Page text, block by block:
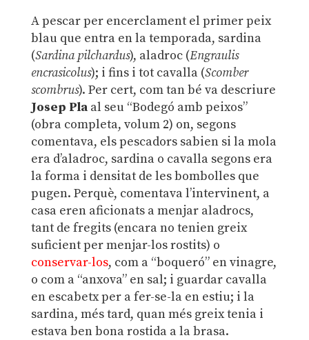
A pescar per encerclament el primer peix
blau que entra en la temporada, sardina
(Sardina pilchardus), aladroc (Engraulis
encrasicolus); i fins i tot cavalla (Scomber
scombrus). Per cert, com tan bé va descriure
Josep Plaal seu “Bodegó amb peixos”
(obra completa, volum 2) on, segons
comentava, els pescadors sabien si la mola
era d’aladroc, sardina o cavalla segons era
la forma i densitat de les bombolles que
pugen. Perquè, comentava l’intervinent, a
casa eren aficionats a menjar aladrocs,
tant de fregits (encara no tenien greix
suficient per menjar-los rostits) o
conservar-los, com a “boqueró” en vinagre,
o com a “anxova” en sal; i guardar cavalla
en escabetx per a fer-se-la en estiu; i la
sardina, més tard, quan més greix tenia i
estava ben bona rostida a la brasa.